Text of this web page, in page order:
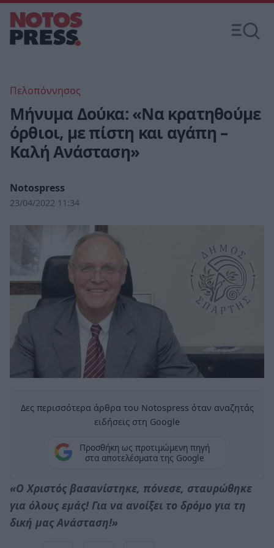
Πελοπόννησος
Μήνυμα Δούκα: «Να κρατηθούμε
όρθιοι, με πίστη και αγάπη –
Καλή Ανάσταση»
Notospress
23/04/2022 11:34
Δες περισσότερα άρθρα του Notospress όταν αναζητάς
ειδήσεις στη Google
Προσθήκη ως προτιμώμενη πηγή
στα αποτελέσματα της Google
«Ο Χριστός βασανίστηκε, πόνεσε, σταυρώθηκε
για όλους εμάς! Για να ανοίξει το δρόμο για τη
δική μας Ανάσταση!»